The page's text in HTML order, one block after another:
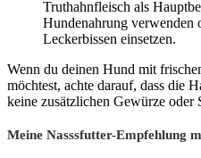
Truthahnfleisch als
Hundenahrung verwenden
Leckerbissen einsetzen.
Wenn du deinen Hund mit
möchtest, achte darauf, dass die
keine zusätzlichen Gewürze oder
Meine Nasssfutter-Empfehlung